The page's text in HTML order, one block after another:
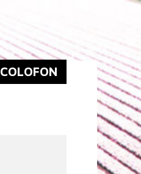
COLOFON